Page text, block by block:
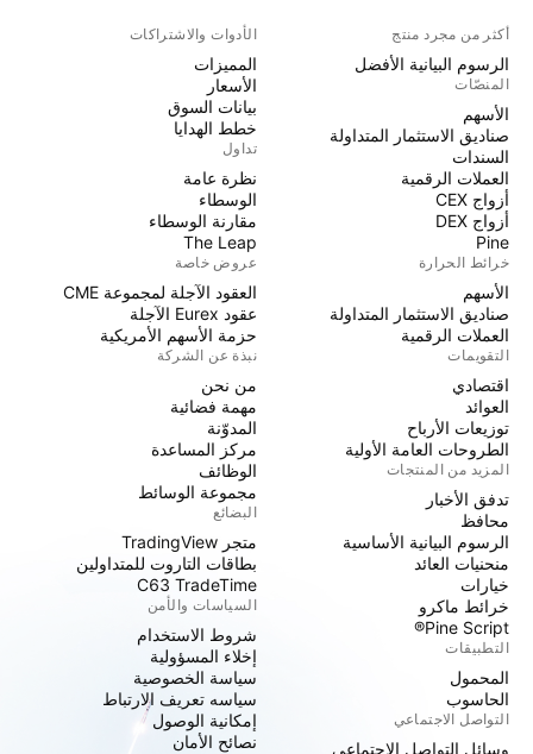
أكثر من مجرد منتج
الرسوم البيانية الأفضل
المنصّات
الأسهم
صناديق الاستثمار المتداولة
السندات
العملات الرقمية
أزواج CEX
أزواج DEX
Pine
خرائط الحرارة
الأسهم
صناديق الاستثمار المتداولة
العملات الرقمية
التقويمات
اقتصادي
العوائد
توزيعات الأرباح
الطروحات العامة الأولية
المزيد من المنتجات
تدفق الأخبار
محافظ
الرسوم البيانية الأساسية
منحنيات العائد
خيارات
خرائط ماكرو
Pine Script®
التطبيقات
المحمول
الحاسوب
التواصل الاجتماعي
وسائل التواصل الاجتماعي
الأدوات والاشتراكات
المميزات
الأسعار
بيانات السوق
خطط الهدايا
تداول
نظرة عامة
الوسطاء
مقارنة الوسطاء
The Leap
عروض خاصة
العقود الآجلة لمجموعة CME
عقود Eurex الآجلة
حزمة الأسهم الأمريكية
نبذة عن الشركة
من نحن
مهمة فضائية
المدوّنة
مركز المساعدة
الوظائف
مجموعة الوسائط
البضائع
متجر TradingView
بطاقات التاروت للمتداولين
C63 TradeTime
السياسات والأمن
شروط الاستخدام
إخلاء المسؤولية
سياسة الخصوصية
سياسه تعريف الارتباط
إمكانية الوصول
نصائح الأمان